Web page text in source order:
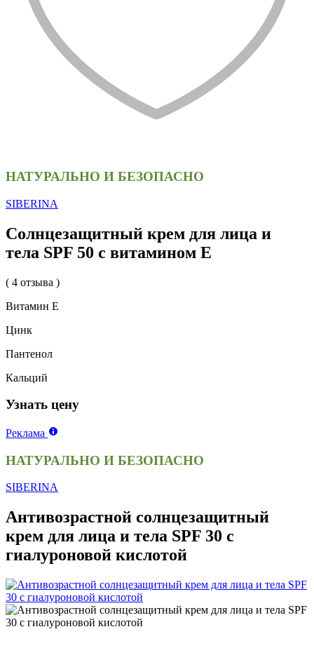
НАТУРАЛЬНО И БЕЗОПАСНО
SIBERINA
Солнцезащитный крем для лица и
тела SPF 50 с витамином Е
( 4 отзыва )
Витамин Е
Цинк
Пантенол
Кальций
Узнать цену
Реклама
НАТУРАЛЬНО И БЕЗОПАСНО
SIBERINA
Антивозрастной солнцезащитный
крем для лица и тела SPF 30 с
гиалуроновой кислотой